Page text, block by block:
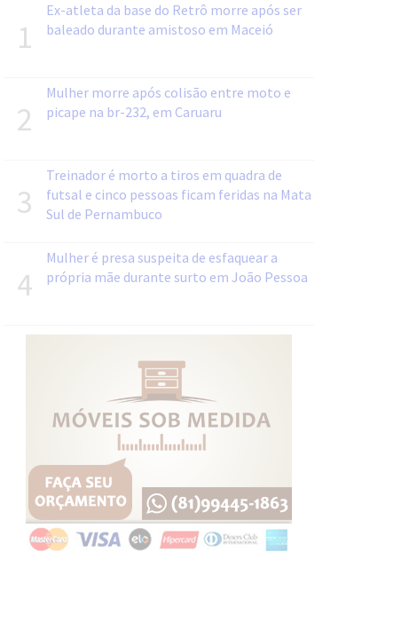
1
Ex-atleta da base do Retrô morre após ser
baleado durante amistoso em Maceió
2
Mulher morre após colisão entre moto e
picape na br-232, em Caruaru
3
Treinador é morto a tiros em quadra de
futsal e cinco pessoas ficam feridas na Mata
Sul de Pernambuco
4
Mulher é presa suspeita de esfaquear a
própria mãe durante surto em João Pessoa